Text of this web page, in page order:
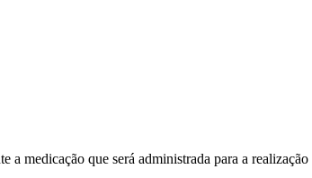
a medicação que será administrada para a